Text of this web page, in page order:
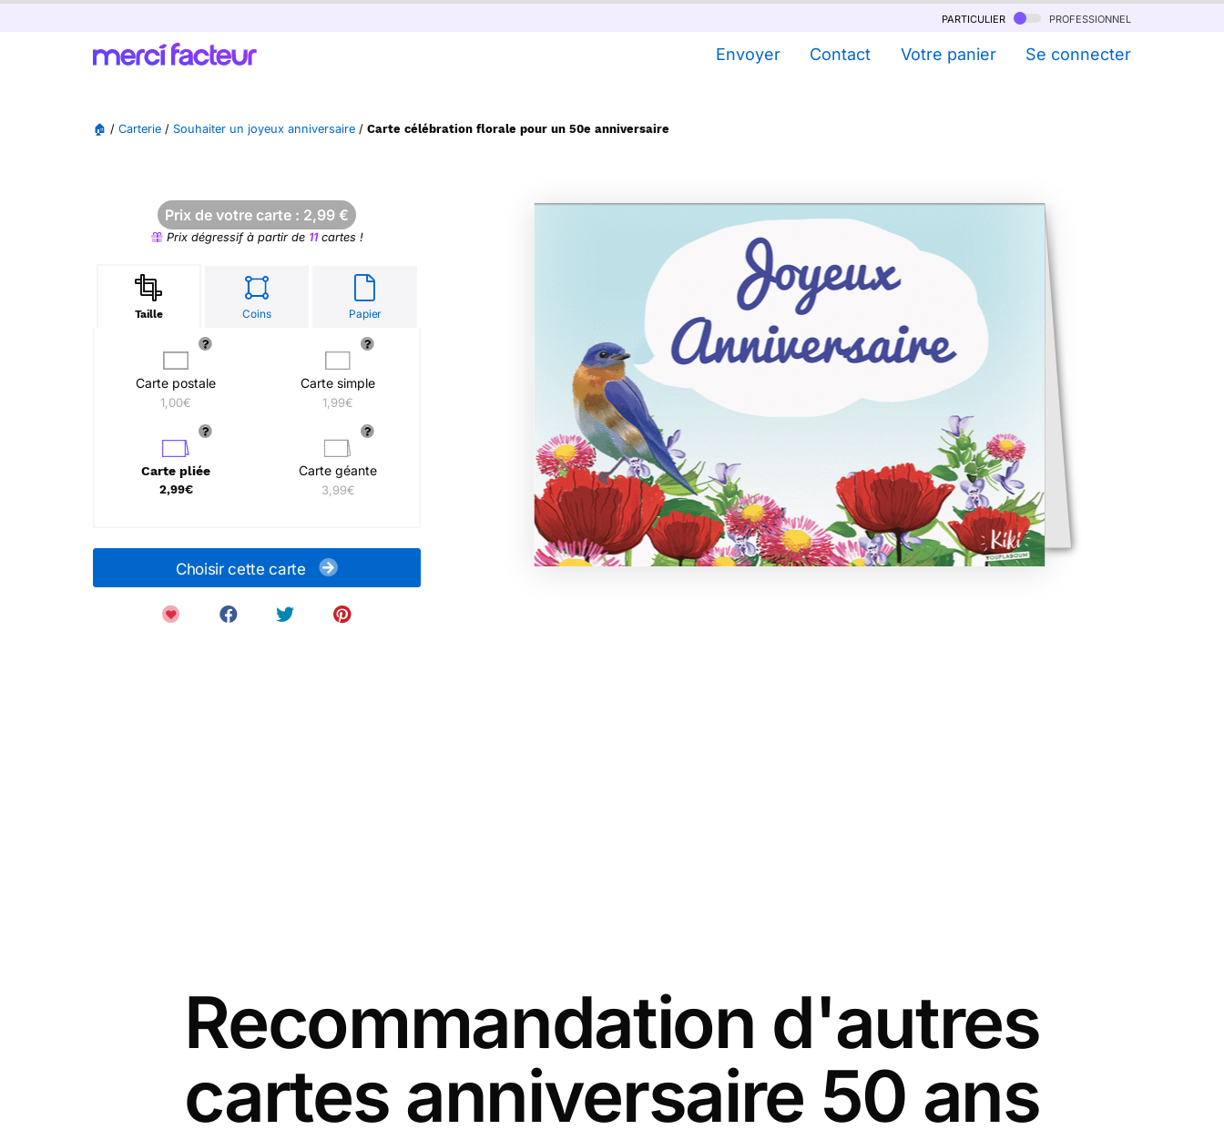
particulier professionnel
Envoyer Contact Votre panier Se connecter
🏠 / Carterie / Souhaiter un joyeux anniversaire / Carte célébration florale pour un 50e anniversaire
Prix de votre carte : 2,99 €
Prix dégressif à partir de 11cartes !
Taille Coins Papier
Carte postale
1,00€
Carte simple
1,99€
Carte pliée
2,99€
Carte géante
3,99€
Choisir cette carte
Recommandation d'autres
cartes anniversaire 50 ans